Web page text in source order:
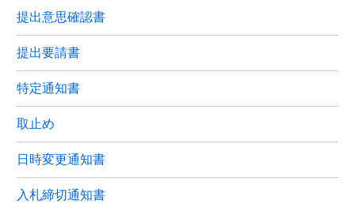
提出意思確認書
提出要請書
特定通知書
取止め
日時変更通知書
入札締切通知書